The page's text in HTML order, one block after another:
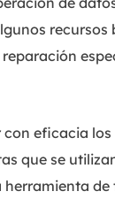
recursos
eficacia
que se
herramienta de